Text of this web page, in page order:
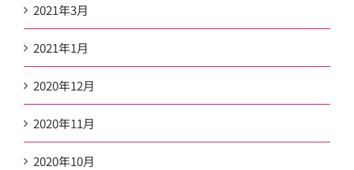
2021年3月
2021年1月
2020年12月
2020年11月
2020年10月